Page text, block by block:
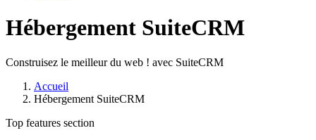
Hébergement SuiteCRM
Construisez le meilleur du web ! avec SuiteCRM
Accueil
Hébergement SuiteCRM
Top features section